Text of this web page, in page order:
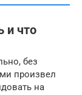
и что
без
произвел
на